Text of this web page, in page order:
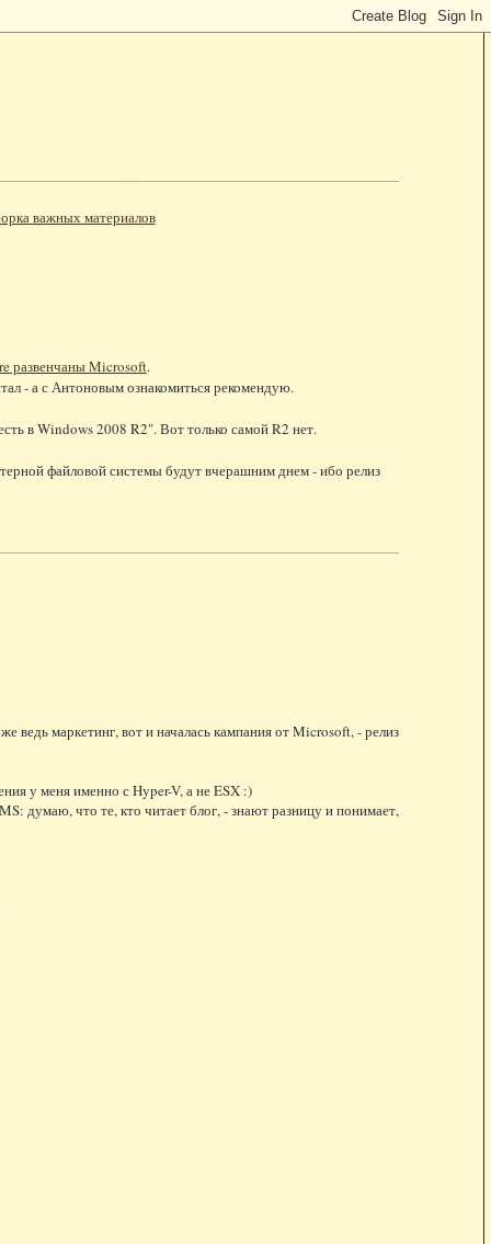
важных материалов
развенчаны Microsoft.
- а с Антоновым ознакомиться рекомендую.
в Windows 2008 R2". Вот только самой R2 нет.
файловой системы будут вчерашним днем - ибо релиз
ведь маркетинг, вот и началась кампания от Microsoft, - релиз
у меня именно с Hyper-V, а не ESX :)
думаю, что те, кто читает блог, - знают разницу и понимает,